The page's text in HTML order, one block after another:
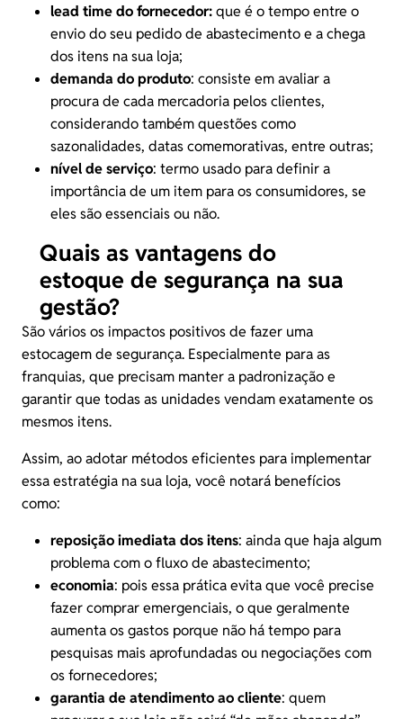
lead time do fornecedor:que é o tempo entre o
envio do seu pedido de abastecimento e a chega
dos itens na sua loja;
demanda do produto: consiste em avaliar a
procura de cada mercadoria pelos clientes,
considerando também questões como
sazonalidades, datas comemorativas, entre outras;
nível de serviço: termo usado para definir a
importância de um item para os consumidores, se
eles são essenciais ou não.
Quais as vantagens do
estoque de segurança na sua
gestão?
São vários os impactos positivos de fazer uma
estocagem de segurança. Especialmente para as
franquias, que precisam manter a padronização e
garantir que todas as unidades vendam exatamente os
mesmos itens.
Assim, ao adotar métodos eficientes para implementar
essa estratégia na sua loja, você notará benefícios
como:
reposição imediata dos itens: ainda que haja algum
problema com o fluxo de abastecimento;
economia: pois essa prática evita que você precise
fazer comprar emergenciais, o que geralmente
aumenta os gastos porque não há tempo para
pesquisas mais aprofundadas ou negociações com
os fornecedores;
garantia de atendimento ao cliente: quem